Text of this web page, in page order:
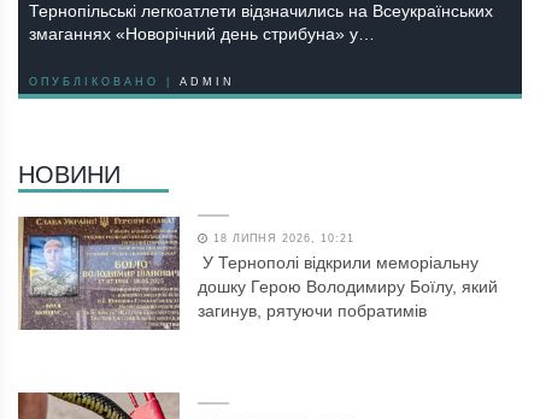
Тернопільські легкоатлети відзначились на Всеукраїнських
змаганнях «Новорічний день стрибуна» у…
ОПУБЛІКОВАНО | ADMIN
НОВИНИ
18 ЛИПНЯ 2026, 10:21
У Тернополі відкрили меморіальну
дошку Герою Володимиру Боїлу, який
загинув, рятуючи побратимів